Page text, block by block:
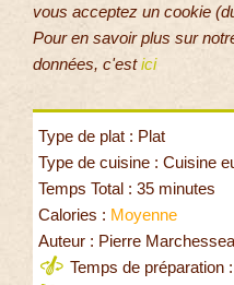
vous acceptez un cookie
Pour en savoir plus sur
données, c'estici
Type de plat : Plat
Type de cuisine : Cuisine
Temps Total : 35 minutes
Calories : Moyenne
Auteur : Pierre
Temps de préparation